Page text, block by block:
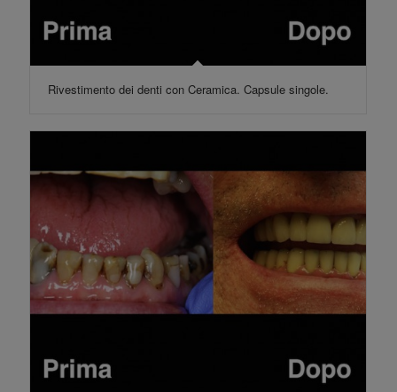
Rivestimento dei denti con Ceramica. Capsule singole.